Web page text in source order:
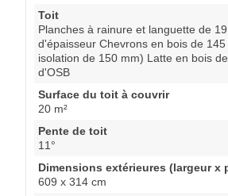
Toit
Planches à rainure et languette de
d'épaisseur Chevrons en bois de
isolation de 150 mm) Latte en bois
d'OSB
Surface du toit à couvrir
20 m²
Pente de toit
11°
Dimensions extérieures (largeur x
609 x 314 cm